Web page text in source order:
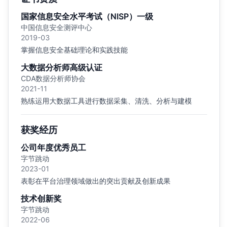
国家信息安全水平考试（NISP）一级
中国信息安全测评中心
2019-03
掌握信息安全基础理论和实践技能
大数据分析师高级认证
CDA数据分析师协会
2021-11
熟练运用大数据工具进行数据采集、清洗、分析与建模
获奖经历
公司年度优秀员工
字节跳动
2023-01
表彰在平台治理领域做出的突出贡献及创新成果
技术创新奖
字节跳动
2022-06